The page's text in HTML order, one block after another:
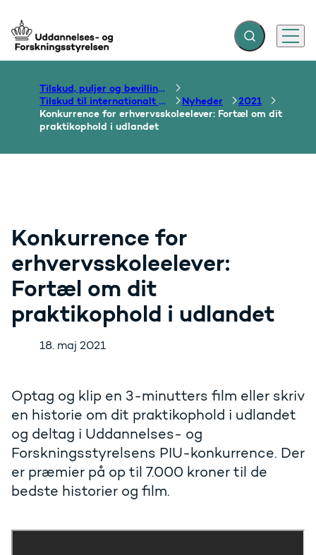
Gå til forsiden Fold søgefelt ud
Menu
Tilskud, puljer og bevillinger
Tilskud til internationalt samarbejde om uddannelse
Nyheder
2021
Konkurrence for erhvervsskoleelever: Fortæl om dit
praktikophold i udlandet
Konkurrence for
erhvervsskoleelever:
Fortæl om dit
praktikophold i udlandet
18. maj 2021
Optag og klip en 3-minutters film eller skriv
en historie om dit praktikophold i udlandet
og deltag i Uddannelses- og
Forskningsstyrelsens PIU-konkurrence. Der
er præmier på op til 7.000 kroner til de
bedste historier og film.